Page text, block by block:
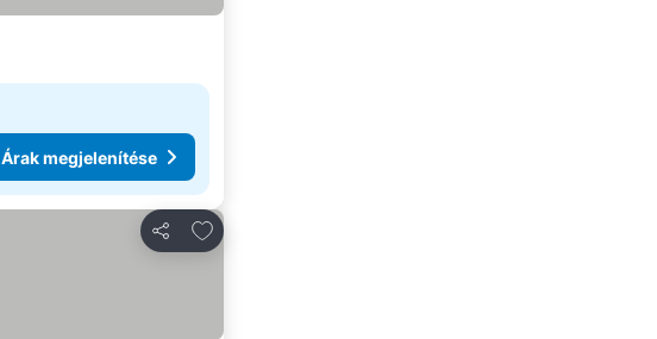
Árak megjelenítése
Megosztás
Hozzáadás a kedvencekhez